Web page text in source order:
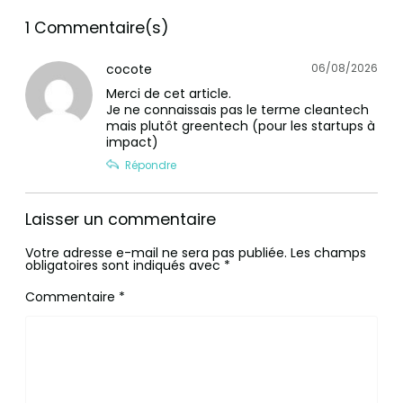
1 Commentaire(s)
06/08/2026
cocote
Merci de cet article.
Je ne connaissais pas le terme cleantech
mais plutôt greentech (pour les startups à
impact)
Répondre
Laisser un commentaire
Votre adresse e-mail ne sera pas publiée. Les champs
obligatoires sont indiqués avec *
Commentaire *